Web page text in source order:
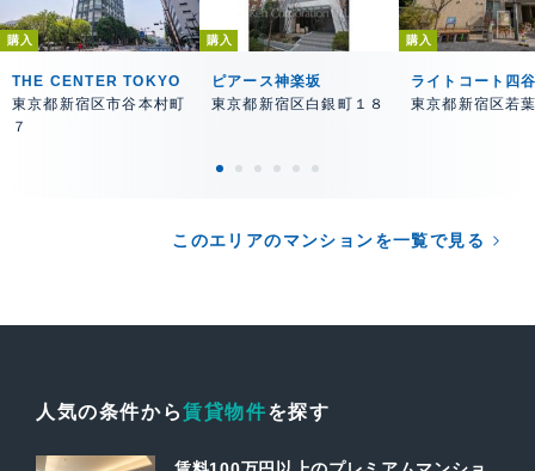
購入
THE CENTER TOKYO
東京都新宿区市谷本村町
７
購入
ピアース神楽坂
東京都新宿区白銀町１８
購入
ライトコート四
東京都新宿区若
このエリアのマンションを一覧で見る
人気の条件から賃貸物件を探す